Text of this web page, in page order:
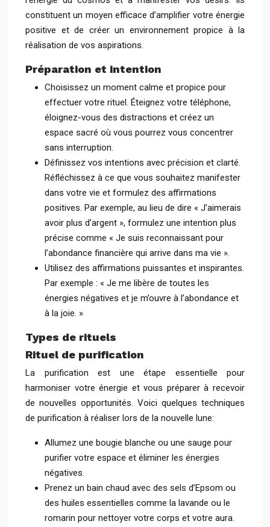
constituent un moyen efficace d’amplifier votre énergie
positive et de créer un environnement propice à la
réalisation de vos aspirations.
Préparation et intention
Choisissez un moment calme et propice pour
effectuer votre rituel. Éteignez votre téléphone,
éloignez-vous des distractions et créez un
espace sacré où vous pourrez vous concentrer
sans interruption.
Définissez vos intentions avec précision et clarté.
Réfléchissez à ce que vous souhaitez manifester
dans votre vie et formulez des affirmations
positives. Par exemple, au lieu de dire « J’aimerais
avoir plus d’argent », formulez une intention plus
précise comme « Je suis reconnaissant pour
l’abondance financière qui arrive dans ma vie ».
Utilisez des affirmations puissantes et inspirantes.
Par exemple : « Je me libère de toutes les
énergies négatives et je m’ouvre à l’abondance et
à la joie. »
Types de rituels
Rituel de purification
La purification est une étape essentielle pour
harmoniser votre énergie et vous préparer à recevoir
de nouvelles opportunités. Voici quelques techniques
de purification à réaliser lors de la nouvelle lune:
Allumez une bougie blanche ou une sauge pour
purifier votre espace et éliminer les énergies
négatives.
Prenez un bain chaud avec des sels d’Epsom ou
des huiles essentielles comme la lavande ou le
romarin pour nettoyer votre corps et votre aura.